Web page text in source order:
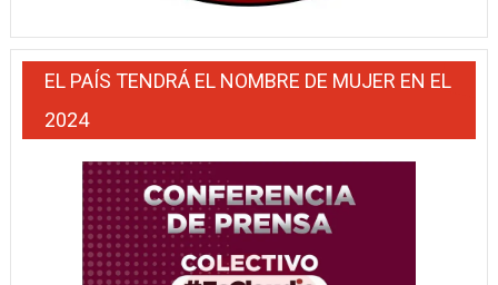
EL PAÍS TENDRÁ EL NOMBRE DE MUJER EN EL
2024